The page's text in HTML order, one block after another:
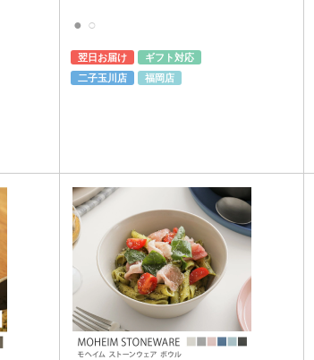
● ○
翌日お届け
ギフト対応
二子玉川店
福岡店